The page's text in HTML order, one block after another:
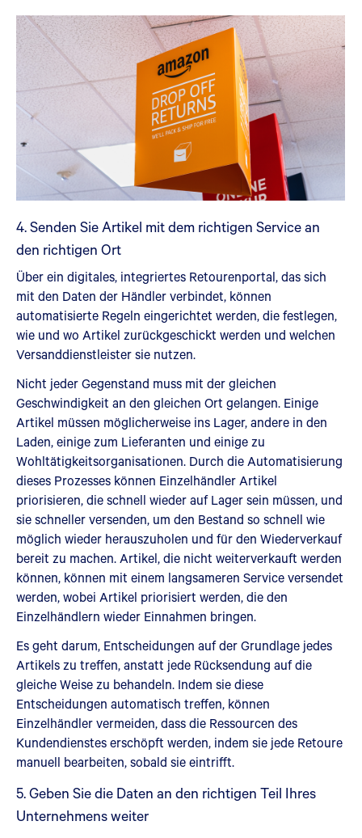
4. Senden Sie Artikel mit dem richtigen Service an
den richtigen Ort
Über ein digitales, integriertes Retourenportal, das sich
mit den Daten der Händler verbindet, können
automatisierte Regeln eingerichtet werden, die festlegen,
wie und wo Artikel zurückgeschickt werden und welchen
Versanddienstleister sie nutzen.
Nicht jeder Gegenstand muss mit der gleichen
Geschwindigkeit an den gleichen Ort gelangen. Einige
Artikel müssen möglicherweise ins Lager, andere in den
Laden, einige zum Lieferanten und einige zu
Wohltätigkeitsorganisationen. Durch die Automatisierung
dieses Prozesses können Einzelhändler Artikel
priorisieren, die schnell wieder auf Lager sein müssen, und
sie schneller versenden, um den Bestand so schnell wie
möglich wieder herauszuholen und für den Wiederverkauf
bereit zu machen. Artikel, die nicht weiterverkauft werden
können, können mit einem langsameren Service versendet
werden, wobei Artikel priorisiert werden, die den
Einzelhändlern wieder Einnahmen bringen.
Es geht darum, Entscheidungen auf der Grundlage jedes
Artikels zu treffen, anstatt jede Rücksendung auf die
gleiche Weise zu behandeln. Indem sie diese
Entscheidungen automatisch treffen, können
Einzelhändler vermeiden, dass die Ressourcen des
Kundendienstes erschöpft werden, indem sie jede Retoure
manuell bearbeiten, sobald sie eintrifft.
5. Geben Sie die Daten an den richtigen Teil Ihres
Unternehmens weiter